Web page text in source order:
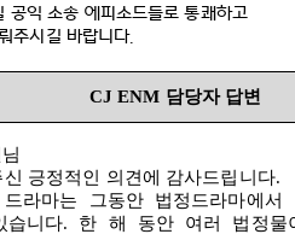
공익 소송 에피소드들로 통쾌하고
주시길 바랍니다.
CJ ENM 담당자 답변
긍정적인 의견에 감사드립니다.
드라마는 그동안 법정드라마에서
습니다. 한 해 동안 여러
법정물